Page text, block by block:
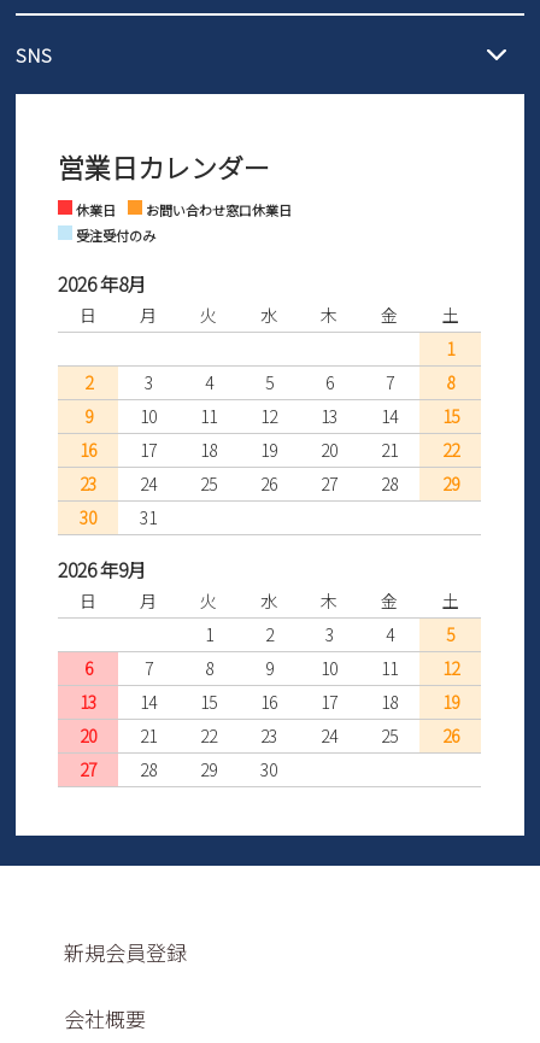
発送日・送料詳細については
ご利用ください。
ントとしても安心してご利用いただけるよう、サイズ交換の受付期
さい。
営業時間：11時～17時
※土日祝はお問い合わせ窓口休業日となります。
SNS
Facebook Instagram
営業日カレンダー
休業日
お問い合わせ窓口休業日
受注受付のみ
2026 年8月
日 月 火 水 木 金
土
1
2
3 4 5 6 7
8
9
10 11 12 13 14
15
16
17 18 19 20 21
22
23
24 25 26 27 28
29
30
31
2026 年9月
日 月 火 水 木 金
土
1
2 3 4
5
6
7 8 9 10 11
12
13
14 15 16 17 18
19
20
21 22 23 24 25
26
27
28 29 30
新規会員登録
会社概要